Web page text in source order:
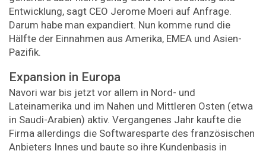
Entwicklung, sagt CEO Jerome Moeri auf Anfrage.
Darum habe man expandiert. Nun komme rund die
Hälfte der Einnahmen aus Amerika, EMEA und Asien-
Pazifik.
Expansion in Europa
Navori war bis jetzt vor allem in Nord- und
Lateinamerika und im Nahen und Mittleren Osten (etwa
in Saudi-Arabien) aktiv. Vergangenes Jahr kaufte die
Firma allerdings die Softwaresparte des französischen
Anbieters Innes und baute so ihre Kundenbasis in